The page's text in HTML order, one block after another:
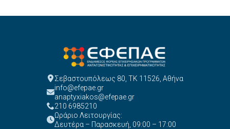
Σεβαστουπόλεως 80, ΤΚ 11526, Αθήνα
info@efepae.gr
anaptyxiakos@efepae.gr
210 6985210
Ωράριο Λειτουργίας:
Δευτέρα – Παρασκευή, 09:00 – 17:00